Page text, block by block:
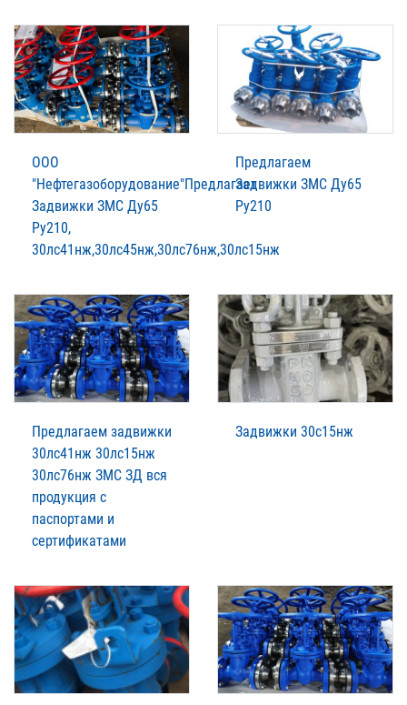
ООО
"Нефтегазоборудование"Предлагает
Задвижки ЗМС Ду65
Ру210,
30лс41нж,30лс45нж,30лс76нж,30лс15нж
Предлагаем
Задвижки ЗМС Ду65
Ру210
Предлагаем задвижки
30лс41нж 30лс15нж
30лс76нж ЗМС ЗД вся
продукция с
паспортами и
сертификатами
Задвижки 30с15нж